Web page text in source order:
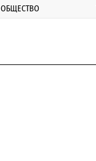
ОБЩЕСТВО